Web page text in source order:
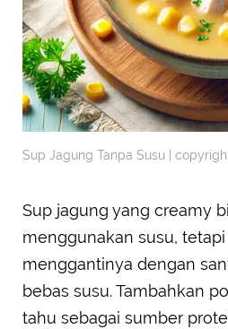
Sup Jagung Tanpa Susu |
Sup jagung yang creamy
menggunakan susu,
menggantinya dengan
bebas susu. Tambahkan
tahu sebagai sumber